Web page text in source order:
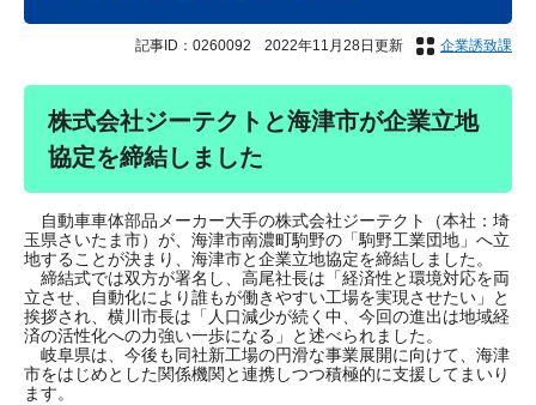
記事ID：0260092 2022年11月28日更新 企業誘致課
株式会社ジーテクトと海津市が企業立地
協定を締結しました
自動車車体部品メーカー大手の株式会社ジーテクト（本社：埼
玉県さいたま市）が、海津市南濃町駒野の「駒野工業団地」へ立
地することが決まり、海津市と企業立地協定を締結しました。
締結式では双方が署名し、高尾社長は「経済性と環境対応を両
立させ、自動化により誰もが働きやすい工場を実現させたい」と
挨拶され、横川市長は「人口減少が続く中、今回の進出は地域経
済の活性化への力強い一歩になる」と述べられました。
岐阜県は、今後も同社新工場の円滑な事業展開に向けて、海津
市をはじめとした関係機関と連携しつつ積極的に支援してまいり
ます。